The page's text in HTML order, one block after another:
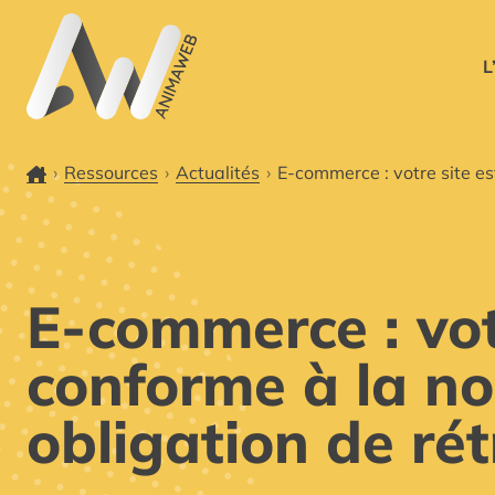
Accueil
Ressources Actualités E-commerce : votre site
E-commerce :
conforme à la
obligation de